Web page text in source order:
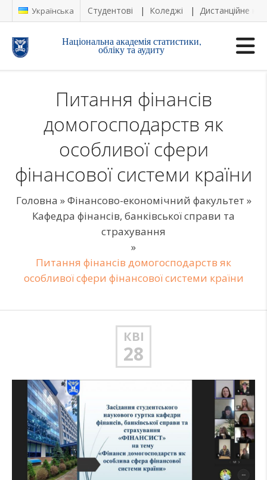
Українська Студентові Коледжі Дистанційне
Національна академія статистики,
обліку та аудиту
Питання фінансів
домогосподарств як
особливої сфери
фінансової системи країни
Головна »Фінансово-економічний факультет »
Кафедра фінансів, банківської справи та
страхування
»
Питання фінансів домогосподарств як
особливої сфери фінансової системи країни
КВІ
28